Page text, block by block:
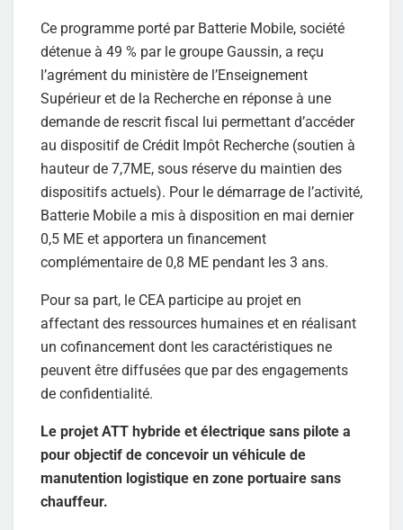
Ce programme porté par Batterie Mobile, société
détenue à 49 % par le groupe Gaussin, a reçu
l’agrément du ministère de l’Enseignement
Supérieur et de la Recherche en réponse à une
demande de rescrit fiscal lui permettant d’accéder
au dispositif de Crédit Impôt Recherche (soutien à
hauteur de 7,7ME, sous réserve du maintien des
dispositifs actuels). Pour le démarrage de l’activité,
Batterie Mobile a mis à disposition en mai dernier
0,5 ME et apportera un financement
complémentaire de 0,8 ME pendant les 3 ans.
Pour sa part, le CEA participe au projet en
affectant des ressources humaines et en réalisant
un cofinancement dont les caractéristiques ne
peuvent être diffusées que par des engagements
de confidentialité.
Le projet ATT hybride et électrique sans pilote a
pour objectif de concevoir un véhicule de
manutention logistique en zone portuaire sans
chauffeur.